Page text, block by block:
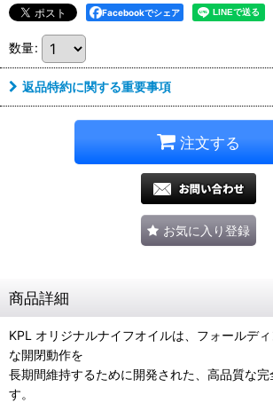
Facebookでシェア
数量:
返品特約に関する重要事項
注文する
お気に入り登録
商品詳細
KPL オリジナルナイフオイルは、フォールデ
な開閉動作を
長期間維持するために開発された、高品質な
す。